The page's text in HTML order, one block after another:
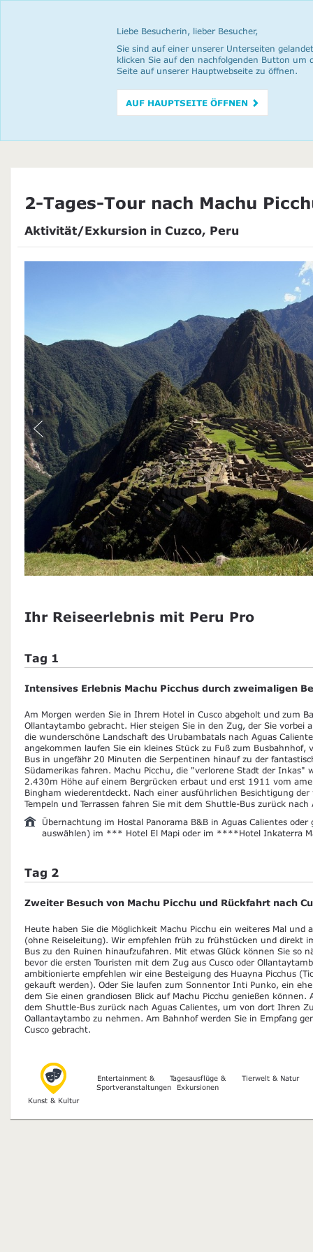
Liebe Besucherin, lieber Besucher,
Sie sind auf einer unserer Unterseiten
klicken Sie auf den nachfolgenden Button um
Seite auf unserer Hauptwebseite zu öffnen.
AUF HAUPTSEITE ÖFFNEN
2-Tages-Tour nach Machu
Aktivität/Exkursion in Cuzco, Peru
Ihr Reiseerlebnis mit Peru Pro
Tag 1
Intensives Erlebnis Machu Picchus durch zweimaligen
Am Morgen werden Sie in Ihrem Hotel in Cusco abgeholt und zum
Ollantaytambo gebracht. Hier steigen Sie in den Zug, der Sie vorbei
die wunderschöne Landschaft des Urubambatals nach Aguas
angekommen laufen Sie ein kleines Stück zu Fuß zum
Bus in ungefähr 20 Minuten die Serpentinen hinauf zu der
Südamerikas fahren. Machu Picchu, die "verlorene Stadt der Inkas"
2.430m Höhe auf einem Bergrücken erbaut und erst 1911 vom
Bingham wiederentdeckt. Nach einer ausführlichen Besichtigung
Tempeln und Terrassen fahren Sie mit dem Shuttle-Bus zurück nach
Übernachtung im Hostal Panorama B&B in Aguas Calientes oder
auswählen) im *** Hotel El Mapi oder im ****Hotel Inkaterra
Tag 2
Zweiter Besuch von Machu Picchu und Rückfahrt nach
Heute haben Sie die Möglichkeit Machu Picchu ein weiteres Mal und
(ohne Reiseleitung). Wir empfehlen früh zu frühstücken und direkt
Bus zu den Ruinen hinaufzufahren. Mit etwas Glück können Sie so
bevor die ersten Touristen mit dem Zug aus Cusco oder
ambitionierte empfehlen wir eine Besteigung des Huayna Picchus
gekauft werden). Oder Sie laufen zum Sonnentor Inti Punko, ein
dem Sie einen grandiosen Blick auf Machu Picchu genießen
dem Shuttle-Bus zurück nach Aguas Calientes, um von dort Ihren
Oallantaytambo zu nehmen. Am Bahnhof werden Sie in Empfang
Cusco gebracht.
Kunst & Kultur
Entertainment &
Sportveranstaltungen
Tagesausflüge &
Exkursionen
Tierwelt & Natur